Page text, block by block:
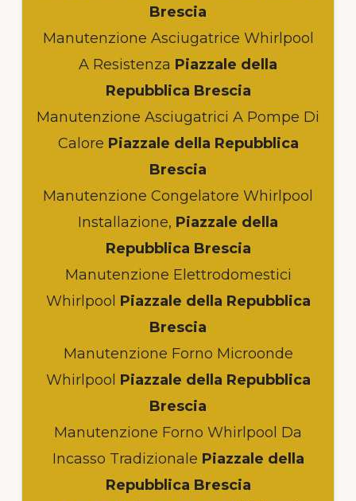
Brescia
Manutenzione Asciugatrice Whirlpool
A Resistenza Piazzale della
Repubblica Brescia
Manutenzione Asciugatrici A Pompe Di
Calore Piazzale della Repubblica
Brescia
Manutenzione Congelatore Whirlpool
Installazione, Piazzale della
Repubblica Brescia
Manutenzione Elettrodomestici
Whirlpool Piazzale della Repubblica
Brescia
Manutenzione Forno Microonde
Whirlpool Piazzale della Repubblica
Brescia
Manutenzione Forno Whirlpool Da
Incasso Tradizionale Piazzale della
Repubblica Brescia